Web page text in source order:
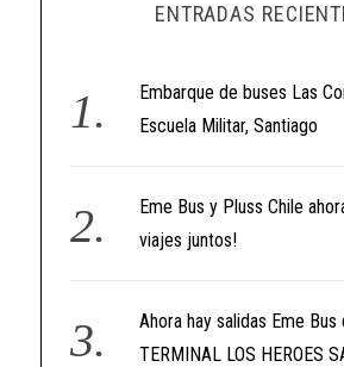
ENTRADAS
Embarque de buses Las
Escuela Militar, Santiago
Eme Bus y Pluss Chile
viajes juntos!
Ahora hay salidas Eme Bus
TERMINAL LOS HEROES